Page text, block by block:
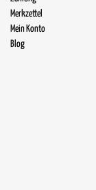
Merkzettel
Mein Konto
Blog